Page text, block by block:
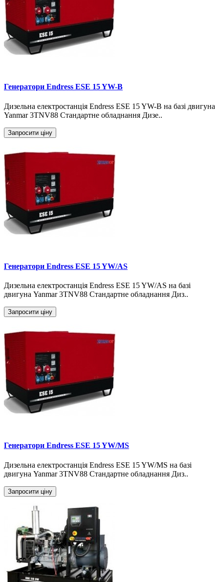
Генератори Endress ESE 15 YW-B
Дизельна електростанція Endress ESE 15 YW-B на базі двигуна
Yanmar 3TNV88 Стандартне обладнання Дизе..
Запросити ціну
Генератори Endress ESE 15 YW/AS
Дизельна електростанція Endress ESE 15 YW/AS на базі
двигуна Yanmar 3TNV88 Стандартне обладнання Диз..
Запросити ціну
Генератори Endress ESE 15 YW/MS
Дизельна електростанція Endress ESE 15 YW/MS на базі
двигуна Yanmar 3TNV88 Стандартне обладнання Диз..
Запросити ціну